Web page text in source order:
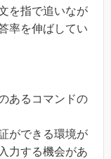
を指で追いなが
率を伸ばしてい
あるコマンドの
ができる環境が
力する機会があ